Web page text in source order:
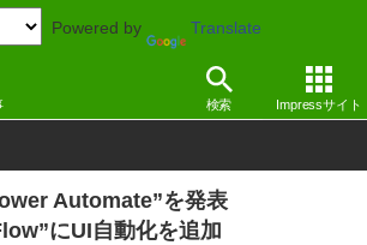
Powered by Translate
検索 Impressサイト
ァイル Windows
Automate”を発表
にUI自動化を追加